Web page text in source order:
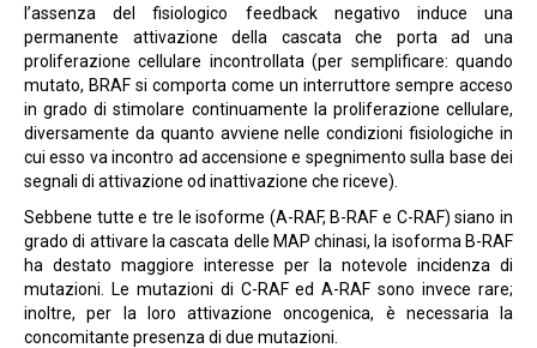
l’assenza del fisiologico feedback negativo induce una
permanente attivazione della cascata che porta ad una
proliferazione cellulare incontrollata (per semplificare: quando
mutato, BRAF si comporta come un interruttore sempre acceso
in grado di stimolare continuamente la proliferazione cellulare,
diversamente da quanto avviene nelle condizioni fisiologiche in
cui esso va incontro ad accensione e spegnimento sulla base dei
segnali di attivazione od inattivazione che riceve).
Sebbene tutte e tre le isoforme (A-RAF, B-RAF e C-RAF) siano in
grado di attivare la cascata delle MAP chinasi, la isoforma B-RAF
ha destato maggiore interesse per la notevole incidenza di
mutazioni. Le mutazioni di C-RAF ed A-RAF sono invece rare;
inoltre, per la loro attivazione oncogenica, è necessaria la
concomitante presenza di due mutazioni.